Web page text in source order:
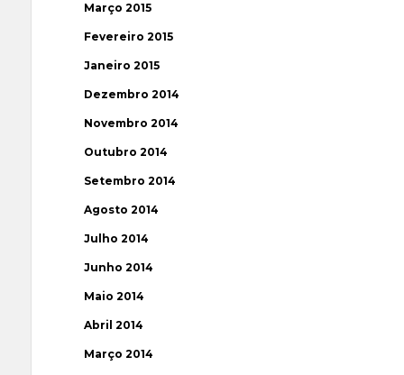
Março 2015
Fevereiro 2015
Janeiro 2015
Dezembro 2014
Novembro 2014
Outubro 2014
Setembro 2014
Agosto 2014
Julho 2014
Junho 2014
Maio 2014
Abril 2014
Março 2014